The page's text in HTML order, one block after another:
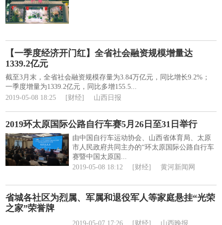
【一季度经济开门红】全省社会融资规模增量达
1339.2亿元
截至3月末，全省社会融资规模存量为3.84万亿元，同比增长9.2%；
一季度增量为1339.2亿元，同比多增155.5...
2019-05-08 18:25
[财经] 山西日报
2019环太原国际公路自行车赛5月26日至31日举行
由中国自行车运动协会、山西省体育局、太原
市人民政府共同主办的“环太原国际公路自行车
赛暨中国太原国...
2019-05-08 18:12
[财经] 黄河新闻网
省城各社区为烈属、军属和退役军人等家庭悬挂“光荣
之家”荣誉牌
2019-05-07 17:26 [财经] 山西晚报